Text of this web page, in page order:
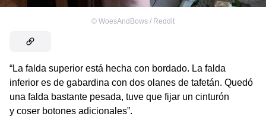
© WoesAndBows / Reddit
“La falda superior está hecha con bordado. La falda
inferior es de gabardina con dos olanes de tafetán. Quedó
una falda bastante pesada, tuve que fijar un cinturón
y coser botones adicionales”.